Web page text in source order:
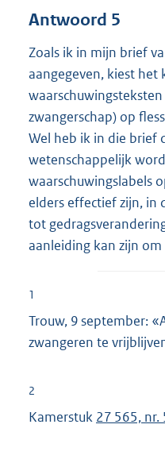
Antwoord 5
Zoals ik in mijn brief
aangegeven, kiest
zwangerschap) op
Wel heb ik in die brief
wetenschappelijk
waarschuwingslabels
elders effectief zijn, in
tot
aanleiding kan zijn
1
Trouw, 9 september:
zwangeren te
2
Kamerstuk 27 565, nr.